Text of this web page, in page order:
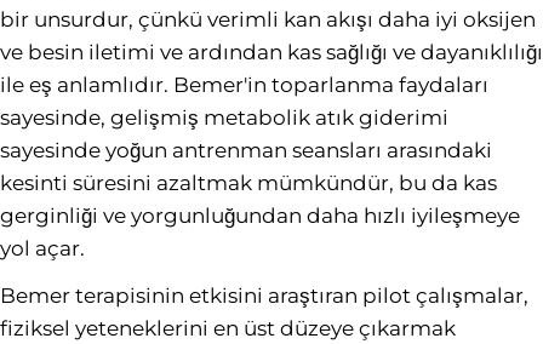
bir unsurdur, çünkü verimli kan akışı daha iyi oksijen
ve besin iletimi ve ardından kas sağlığı ve dayanıklılığı
ile eş anlamlıdır. Bemer'in toparlanma faydaları
sayesinde, gelişmiş metabolik atık giderimi
sayesinde yoğun antrenman seansları arasındaki
kesinti süresini azaltmak mümkündür, bu da kas
gerginliği ve yorgunluğundan daha hızlı iyileşmeye
yol açar.
Bemer terapisinin etkisini araştıran pilot çalışmalar,
fiziksel yeteneklerini en üst düzeye çıkarmak